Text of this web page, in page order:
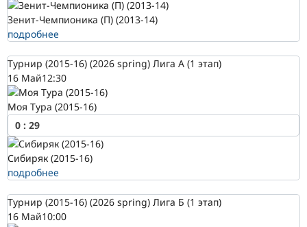
Зенит-Чемпионика (П) (2013-14)
подробнее
Турнир (2015-16) (2026 spring) Лига А (1 этап)
16 Май12:30
Моя Тура (2015-16)
0 : 29
Сибиряк (2015-16)
подробнее
Турнир (2015-16) (2026 spring) Лига Б (1 этап)
16 Май10:00